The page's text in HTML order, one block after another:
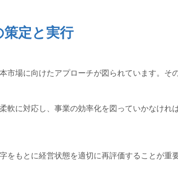
策定と実行
場に向けたアプローチが図られています。そ
に対応し、事業の効率化を図っていかなけれ
もとに経営状態を適切に再評価することが重